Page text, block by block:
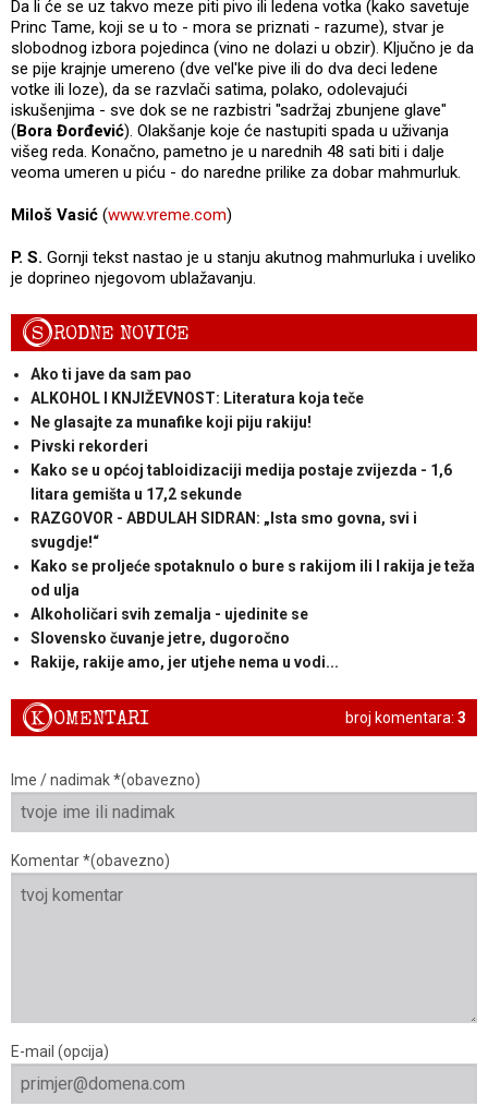
Da li će se uz takvo meze piti pivo ili ledena votka (kako savetuje
Princ Tame, koji se u to - mora se priznati - razume), stvar je
slobodnog izbora pojedinca (vino ne dolazi u obzir). Ključno je da
se pije krajnje umereno (dve vel'ke pive ili do dva deci ledene
votke ili loze), da se razvlači satima, polako, odolevajući
iskušenjima - sve dok se ne razbistri "sadržaj zbunjene glave"
(Bora Đorđević). Olakšanje koje će nastupiti spada u uživanja
višeg reda. Konačno, pametno je u narednih 48 sati biti i dalje
veoma umeren u piću - do naredne prilike za dobar mahmurluk.
Miloš Vasić (www.vreme.com)
P. S. Gornji tekst nastao je u stanju akutnog mahmurluka i uveliko
je doprineo njegovom ublažavanju.
SRODNE NOVICE
Ako ti jave da sam pao
ALKOHOL I KNJIŽEVNOST: Literatura koja teče
Ne glasajte za munafike koji piju rakiju!
Pivski rekorderi
Kako se u općoj tabloidizaciji medija postaje zvijezda - 1,6
litara gemišta u 17,2 sekunde
RAZGOVOR - ABDULAH SIDRAN: „Ista smo govna, svi i
svugdje!“
Kako se proljeće spotaknulo o bure s rakijom ili I rakija je teža
od ulja
Alkoholičari svih zemalja - ujedinite se
Slovensko čuvanje jetre, dugoročno
Rakije, rakije amo, jer utjehe nema u vodi...
broj komentara: 3
KOMENTARI
Ime / nadimak *(obavezno)
Komentar *(obavezno)
E-mail (opcija)